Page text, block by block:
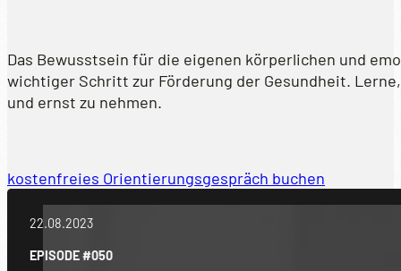
Das Bewusstsein für die eigenen körperlichen und
wichtiger Schritt zur Förderung der Gesundheit.
und ernst zu nehmen.
kostenfreies Orientierungsgespräch buchen
22.08.2023
EPISODE #050